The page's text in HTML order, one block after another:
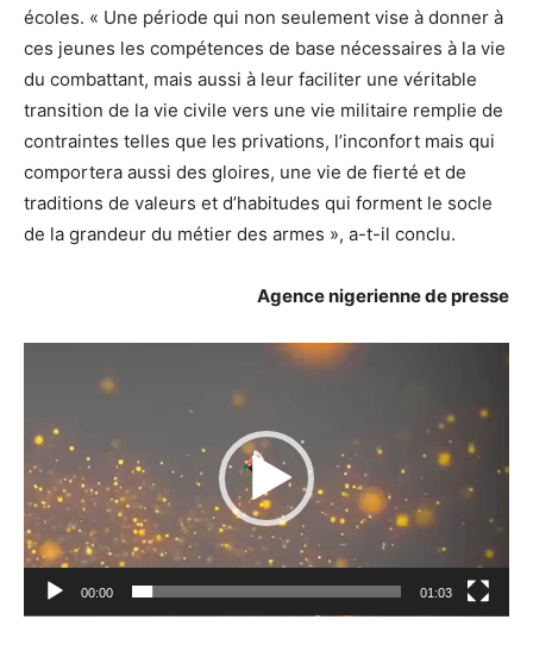
écoles. « Une période qui non seulement vise à donner à
ces jeunes les compétences de base nécessaires à la vie
du combattant, mais aussi à leur faciliter une véritable
transition de la vie civile vers une vie militaire remplie de
contraintes telles que les privations, l’inconfort mais qui
comportera aussi des gloires, une vie de fierté et de
traditions de valeurs et d’habitudes qui forment le socle
de la grandeur du métier des armes », a-t-il conclu.
Agence nigerienne de presse
Lecteur
00:00 01:03